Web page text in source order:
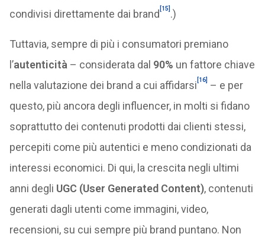
condivisi direttamente dai brand [15] .)
Tuttavia, sempre di più i consumatori premiano
l’autenticità – considerata dal 90% un fattore chiave
nella valutazione dei brand a cui affidarsi [16]
– e per
questo, più ancora degli influencer, in molti si fidano
soprattutto dei contenuti prodotti dai clienti stessi,
percepiti come più autentici e meno condizionati da
interessi economici. Di qui, la crescita negli ultimi
anni degli UGC (User Generated Content), contenuti
generati dagli utenti come immagini, video,
recensioni, su cui sempre più brand puntano. Non